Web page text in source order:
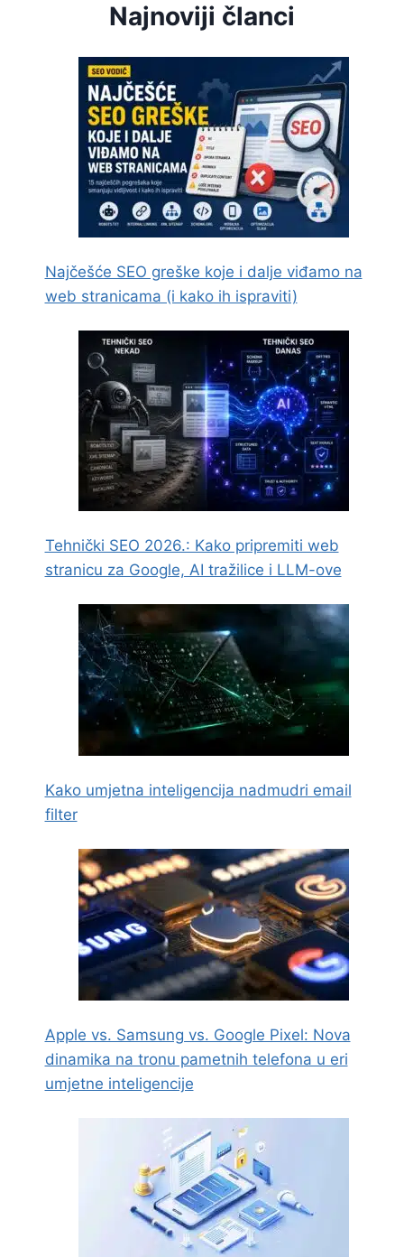
Najnoviji članci
Najčešće SEO greške koje i dalje viđamo na
web stranicama (i kako ih ispraviti)
Tehnički SEO 2026.: Kako pripremiti web
stranicu za Google, AI tražilice i LLM-ove
Kako umjetna inteligencija nadmudri email
filter
Apple vs. Samsung vs. Google Pixel: Nova
dinamika na tronu pametnih telefona u eri
umjetne inteligencije